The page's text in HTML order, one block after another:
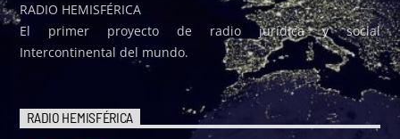
RADIO HEMISFÉRICA
El primer proyecto de radio jurídica y social
Intercontinental del mundo.
RADIO HEMISFÉRICA